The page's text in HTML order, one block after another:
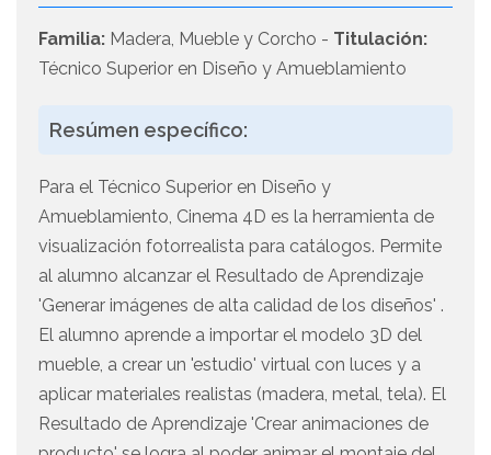
Familia: Madera, Mueble y Corcho - Titulación:
Técnico Superior en Diseño y Amueblamiento
Resúmen específico:
Para el Técnico Superior en Diseño y
Amueblamiento, Cinema 4D es la herramienta de
visualización fotorrealista para catálogos. Permite
al alumno alcanzar el Resultado de Aprendizaje
'Generar imágenes de alta calidad de los diseños' .
El alumno aprende a importar el modelo 3D del
mueble, a crear un 'estudio' virtual con luces y a
aplicar materiales realistas (madera, metal, tela). El
Resultado de Aprendizaje 'Crear animaciones de